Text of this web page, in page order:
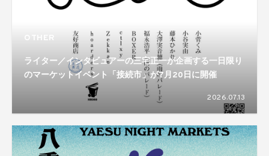
OTHER
ライター／インタビュアーの三宅正一が企画する一日限り
のマーケットイベント「接続市」が7月20日に開催
2026.07.13